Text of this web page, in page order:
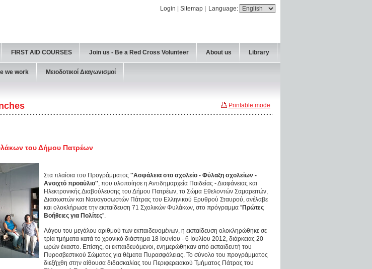
Language:
Login Sitemap
FIRST AID COURSES Join us - Be a Red Cross Volunteer About us Library
we work Μειοδοτικοί Διαγωνισμοί
Printable mode
του Δήμου Πατρέων
Στα πλαίσια του Προγράμματος ''Ασφάλεια στο σχολείο - Φύλαξη σχολείων -
Ανοιχτό προαύλιο'', που υλοποίησε η Αντιδημαρχεία Παιδείας - Διαφάνειας και
Ηλεκτρονικής Διαβούλευσης του Δήμου Πατρέων, το Σώμα Εθελοντών Σαμαρειτών,
Διασωστών και Ναυαγοσωστών Πάτρας του Ελληνικού Ερυθρού Σταυρού, ανέλαβε
και ολοκλήρωσε την εκπαίδευση 71 Σχολικών Φυλάκων, στο πρόγραμμα ''Πρώτες
Βοήθειες για Πολίτες''.
Λόγου του μεγάλου αριθμού των εκπαιδευομένων, η εκπαίδευση ολοκληρώθηκε σε
τρία τμήματα κατά το χρονικό διάστημα 18 Ιουνίου - 6 Ιουλίου 2012, διάρκειας 20
ωρών έκαστο. Επίσης, οι εκπαιδευόμενοι, ενημερώθηκαν από εκπαιδευτή του
Πυροσβεστικού Σώματος για θέματα Πυρασφάλειας. Το σύνολο του προγράμματος
διεξήχθη στην αίθουσα διδασκαλίας του Περιφερειακού Τμήματος Πάτρας του